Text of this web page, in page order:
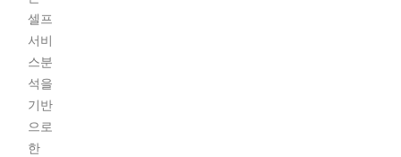
셀프
서비
스분
석을
기반
으로
한